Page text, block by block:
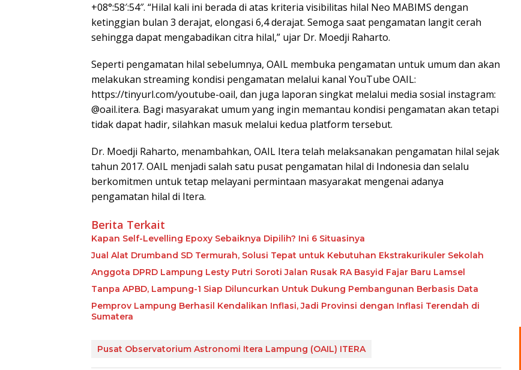
+08°:58′:54″. “Hilal kali ini berada di atas kriteria visibilitas hilal Neo MABIMS dengan
ketinggian bulan 3 derajat, elongasi 6,4 derajat. Semoga saat pengamatan langit cerah
sehingga dapat mengabadikan citra hilal,” ujar Dr. Moedji Raharto.
Seperti pengamatan hilal sebelumnya, OAIL membuka pengamatan untuk umum dan akan
melakukan streaming kondisi pengamatan melalui kanal YouTube OAIL:
https://tinyurl.com/youtube-oail, dan juga laporan singkat melalui media sosial instagram:
@oail.itera. Bagi masyarakat umum yang ingin memantau kondisi pengamatan akan tetapi
tidak dapat hadir, silahkan masuk melalui kedua platform tersebut.
Dr. Moedji Raharto, menambahkan, OAIL Itera telah melaksanakan pengamatan hilal sejak
tahun 2017. OAIL menjadi salah satu pusat pengamatan hilal di Indonesia dan selalu
berkomitmen untuk tetap melayani permintaan masyarakat mengenai adanya
pengamatan hilal di Itera.
Berita Terkait
Kapan Self-Levelling Epoxy Sebaiknya Dipilih? Ini 6 Situasinya
Jual Alat Drumband SD Termurah, Solusi Tepat untuk Kebutuhan Ekstrakurikuler Sekolah
Anggota DPRD Lampung Lesty Putri Soroti Jalan Rusak RA Basyid Fajar Baru Lamsel
Tanpa APBD, Lampung-1 Siap Diluncurkan Untuk Dukung Pembangunan Berbasis Data
Pemprov Lampung Berhasil Kendalikan Inflasi, Jadi Provinsi dengan Inflasi Terendah di
Sumatera
Pusat Observatorium Astronomi Itera Lampung (OAIL) ITERA